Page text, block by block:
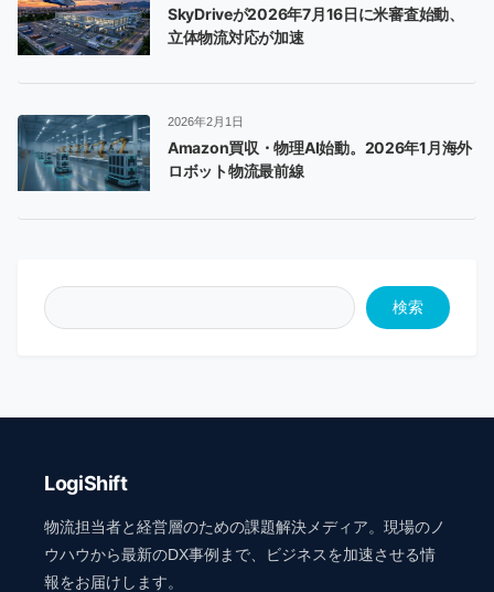
SkyDriveが2026年7月16日に米審査始動、
立体物流対応が加速
2026年2月1日
Amazon買収・物理AI始動。2026年1月海外
ロボット物流最前線
検索
LogiShift
物流担当者と経営層のための課題解決メディア。現場のノ
ウハウから最新のDX事例まで、ビジネスを加速させる情
報をお届けします。